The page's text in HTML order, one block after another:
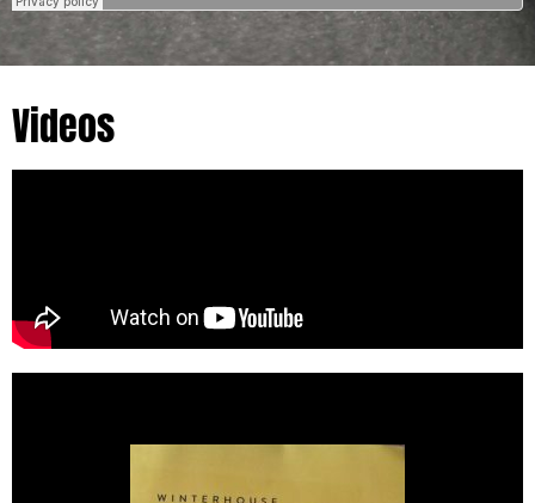
Videos